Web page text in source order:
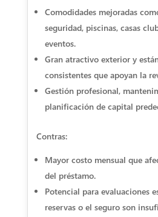
Comodidades mejoradas
seguridad, piscinas, casas
eventos.
Gran atractivo exterior y
consistentes que apoyan la
Gestión profesional,
planificación de capital
Contras:
Mayor costo mensual que
del préstamo.
Potencial para evaluaciones
reservas o el seguro son